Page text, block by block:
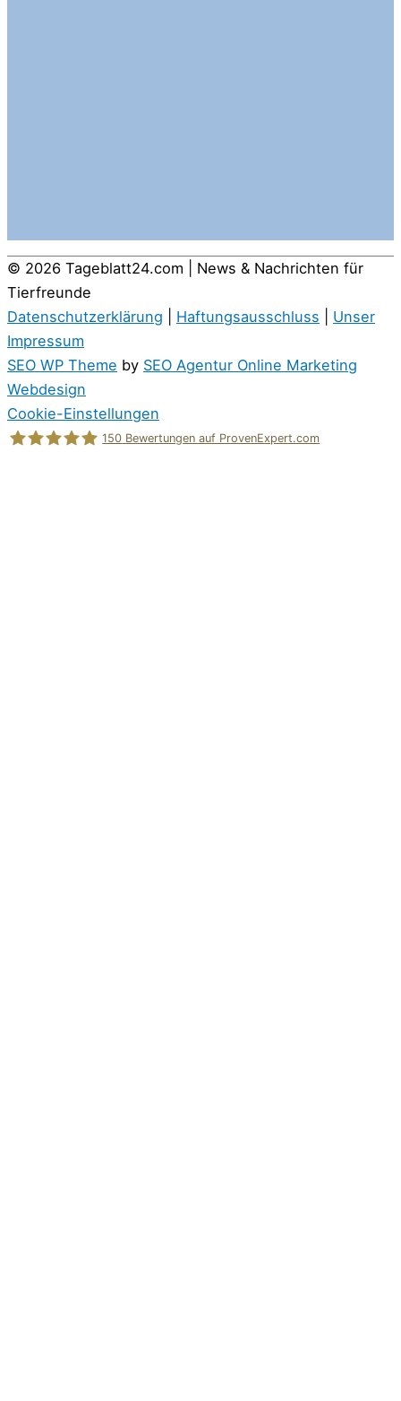
© 2026 Tageblatt24.com | News & Nachrichten für
Tierfreunde
Datenschutzerklärung
Haftungsausschluss
Unser
Impressum
SEO WP Theme by SEO Agentur Online Marketing
Webdesign
Cookie-Einstellungen
150 Bewertungen auf ProvenExpert.com